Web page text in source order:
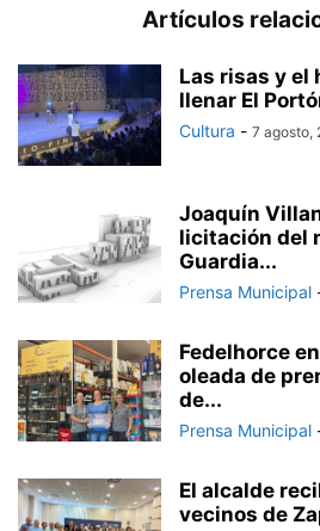
Artículos
Las risas y el
llenar El
Cultura - 7 agosto,
Joaquín
licitación del
Guardia...
Prensa Municipal
Fedelhorce
oleada de
de...
Prensa Municipal
El alcalde
vecinos de